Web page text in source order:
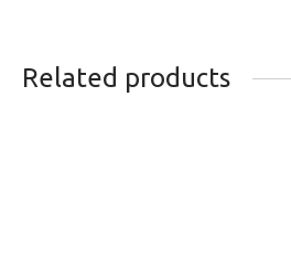
Related products